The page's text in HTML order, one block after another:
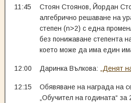
11:45
Стоян Стоянов, Йордан
алгебрично решаване на
степен (n>2) с една
без понижаване степента
което може да има един
12:00 Даринка Вълкова: „Денят
12:15
Обявяване на награда на
„Обучител на годината“ за